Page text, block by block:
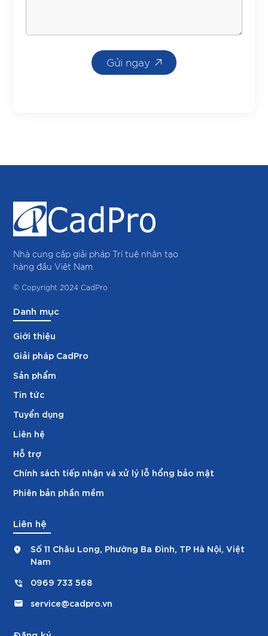
Gửi ngay
Nhà cung cấp giải pháp Trí tuệ nhân tạo
hàng đầu Việt Nam
© Copyright 2024 CadPro
Danh mục
Giới thiệu
Giải pháp CadPro
Sản phẩm
Tin tức
Tuyển dụng
Liên hệ
Hỗ trợ
Chính sách tiếp nhận và xử lý lỗ hổng bảo mật
Phiên bản phần mềm
Liên hệ
Số 11 Châu Long, Phường Ba Đình, TP Hà Nội, Việt
Nam
0969 733 568
service@cadpro.vn